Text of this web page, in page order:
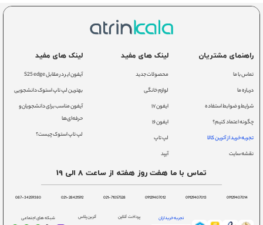
راهنمای مشتریان
تماس با ما
درباره ما
شرایط و ضوابط استفاده
چگونه اعتماد کنیم؟
تجربه خرید از آترین کالا
نقشه سایت
لینک های مفید
محصولات جدید
لوازم خانگی
ایفون ۱۷
ایفون ۱۶
لپ تاپ
آیپد
لینک های مفید
آیفون ایر در مقابل S25 edge
بهترین لپ تاپ استوک دانشجویی
آیفون مناسب برای دانشجویان و
حرفه‌ای‌ها
لپ تاپ استوک چیست؟
تماس با ما هفت روز هفته از ساعت 8 الی 19
09129407014
09129407013
09129407012
021-71057528
021-28421592
087-34259380
تجربه خریداران پرداخت آنلاین آترین پلاس شبکه های اجتماعی